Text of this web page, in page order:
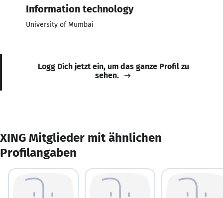
Information technology
University of Mumbai
Logg Dich jetzt ein, um das ganze Profil zu
sehen.
XING Mitglieder mit ähnlichen
Profilangaben